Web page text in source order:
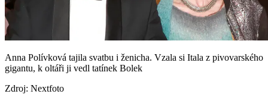
Anna Polívková tajila svatbu i ženicha. Vzala si Itala z pivovarského
gigantu, k oltáři ji vedl tatínek Bolek
Zdroj: Nextfoto